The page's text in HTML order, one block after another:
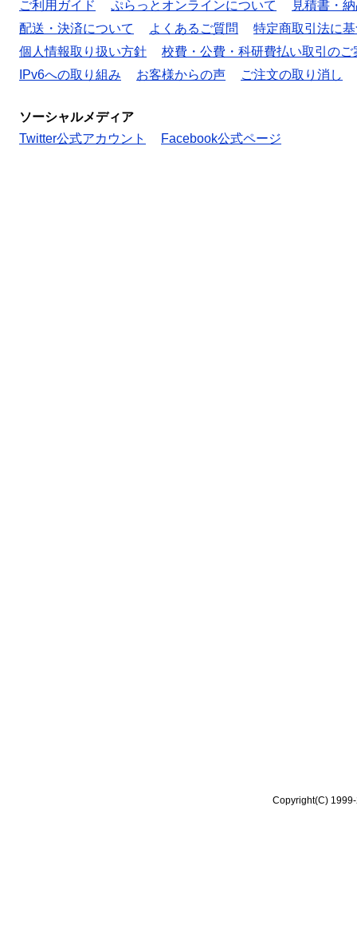
ご利用ガイド ぷらっとオンラインについて
見積書・
配送・決済について
よくあるご質問
特定商取引法に
個人情報取り扱い方針
校費・公費・科研費払い取引のご
IPv6への取り組み
お客様からの声 ご注文の取り消し
ソーシャルメディア
Twitter公式アカウント
Facebook公式ページ
Copyright(C)